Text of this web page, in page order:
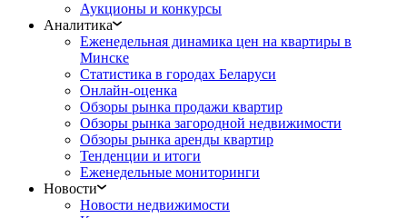
Аукционы и конкурсы
Аналитика
Еженедельная динамика цен на квартиры в
Минске
Статистика в городах Беларуси
Онлайн-оценка
Обзоры рынка продажи квартир
Обзоры рынка загородной недвижимости
Обзоры рынка аренды квартир
Тенденции и итоги
Еженедельные мониторинги
Новости
Новости недвижимости